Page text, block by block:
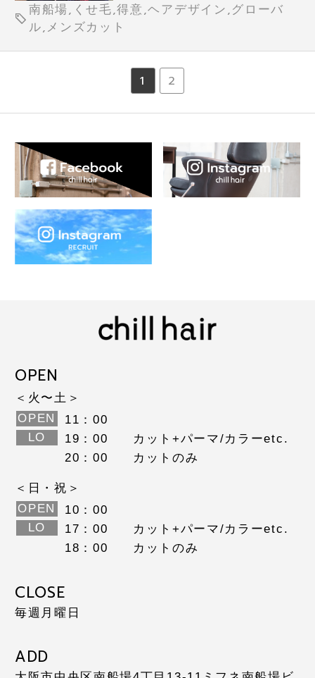
南船場,くせ毛,得意,ヘアデザイン,グローバ
ル,メンズカット
1 2
OPEN
＜火〜土＞
OPEN
11：00
LO
19：00
カット+パーマ/カラーetc.
20：00
カットのみ
＜日・祝＞
OPEN
10：00
LO
17：00
カット+パーマ/カラーetc.
18：00
カットのみ
CLOSE
毎週月曜日
ADD